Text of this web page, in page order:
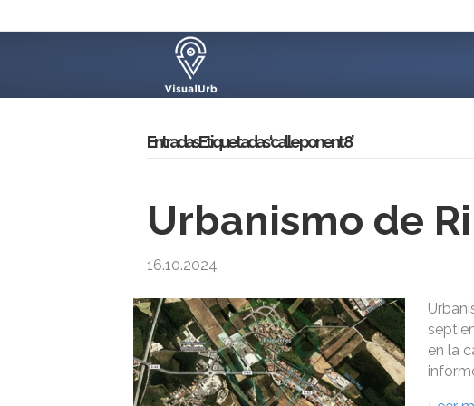
Entradas Etiquetadas ‘calle ponent 8’
Urbanismo de
16.10.2024
en la